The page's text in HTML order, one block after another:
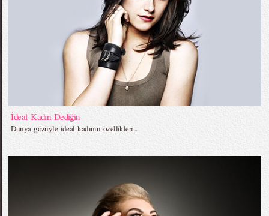
İdeal Kadın Dediğin
Dünya gözüyle ideal kadının özellikleri...